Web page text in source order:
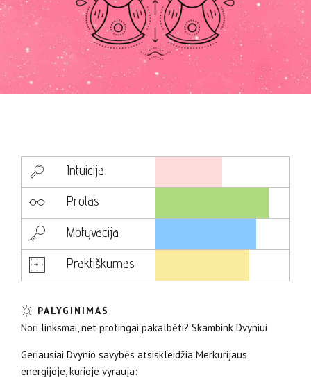
Intuicija
Protas
Motyvacija
Praktiškumas
PALYGINIMAS
Nori linksmai, net protingai pakalbėti? Skambink Dvyniui
Geriausiai Dvynio savybės atsiskleidžia Merkurijaus
energijoje, kurioje vyrauja: